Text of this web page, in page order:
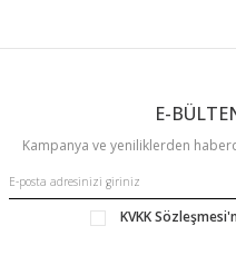
E-
Kampanya ve yeniliklerden
KVKK